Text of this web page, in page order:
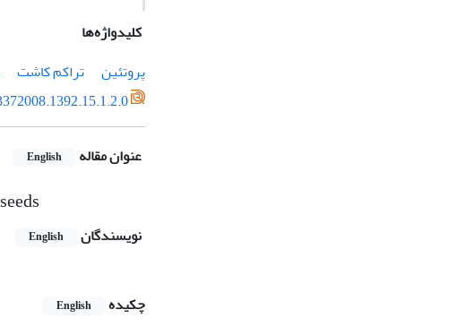
کلیدواژه‌ها
پروتئین
تراکم کاشت
عنوان مقاله English
نویسندگان English
چکیده English